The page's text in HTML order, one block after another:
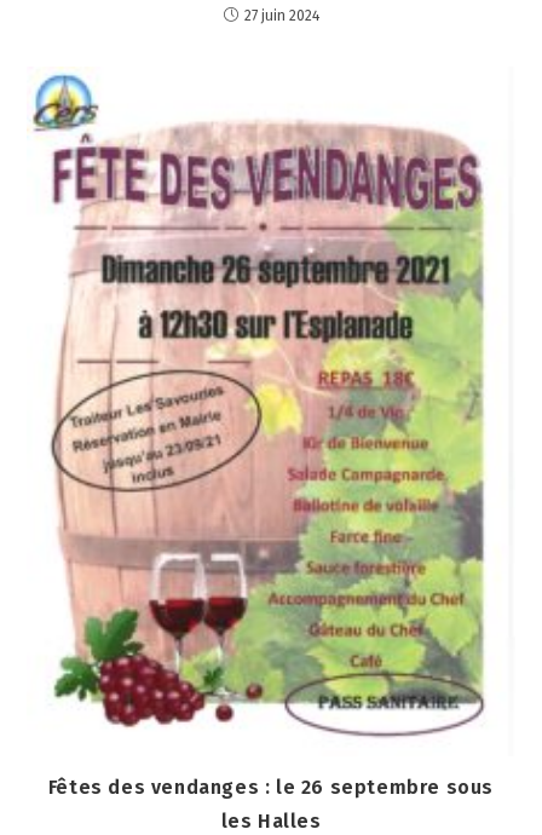
27 juin 2024
Fêtes des vendanges : le 26 septembre sous
les Halles